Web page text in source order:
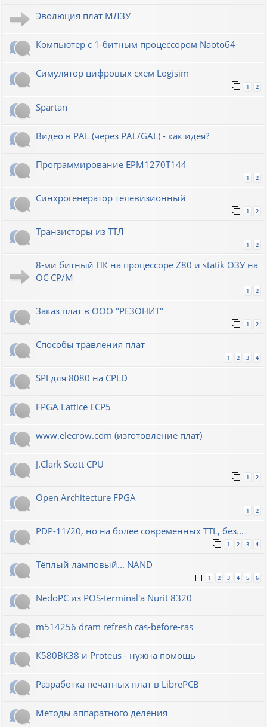
Эволюция плат МЛЗУ
Компьютер с 1-битным процессором Naoto64
Симулятор цифровых схем Logisim
1 2
Spartan
Видео в PAL (через PAL/GAL) - как идея?
Программирование EPM1270T144
1 2
Синхрогенератор телевизионный
1 2
Транзисторы из ТТЛ
1 2
8-ми битный ПК на процессоре Z80 и statik ОЗУ на
ОС СР/М
1 2
Заказ плат в ООО "РЕЗОНИТ"
1 2
Способы травления плат
1 2 3 4
SPI для 8080 на CPLD
FPGA Lattice ECP5
www.elecrow.com (изготовление плат)
J.Clark Scott CPU
1 2
Open Architecture FPGA
1 2
PDP-11/20, но на более современных TTL, без...
1 2 3 4
Тёплый ламповый... NAND
1 2 3 4 5 6
NedoPC из POS-terminal'а Nurit 8320
m514256 dram refresh cas-before-ras
К580ВК38 и Proteus - нужна помощь
Разработка печатных плат в LibrePCB
Методы аппаратного деления